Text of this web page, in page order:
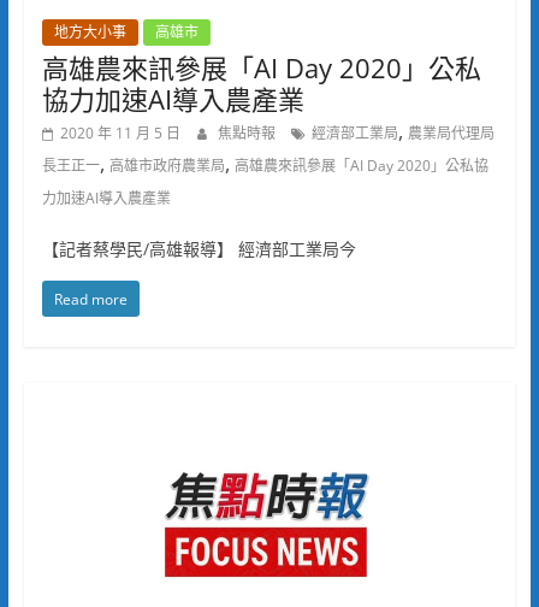
地方大小事 高雄市
高雄農來訊參展「AI Day 2020」公私
協力加速AI導入農產業
2020 年 11 月 5 日 焦點時報 經濟部工業局, 農業局代理局
長王正一, 高雄市政府農業局, 高雄農來訊參展「AI Day 2020」公私協
力加速AI導入農產業
【記者蔡學民/高雄報導】 經濟部工業局今
Read more